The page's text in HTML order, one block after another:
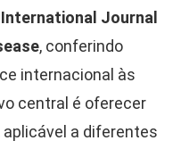
Journal
, conferindo
internacional às
central é oferecer
aplicável a diferentes